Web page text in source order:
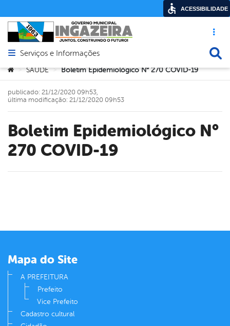
Acesso
Abrir menu principal de navegação
Serviços e Informações
Você está aqui:
> SAÚDE > Boletim Epidemiológico N° 270 COVID-19
Boletim Epidemiológico N°
270 COVID-19
publicado: 21/12/2020 09h53,
última modificação: 21/12/2020 09h53
Mapa do Site
A PREFEITURA
Prefeito
Vice Prefeito
Cadastro cultural
ACESSIBILIDADE